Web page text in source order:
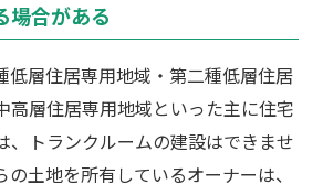
場合がある
低層住居専用地域・第二種低層住居
高層住居専用地域といった主に住宅
、トランクルームの建設はできませ
土地を所有しているオーナーは、